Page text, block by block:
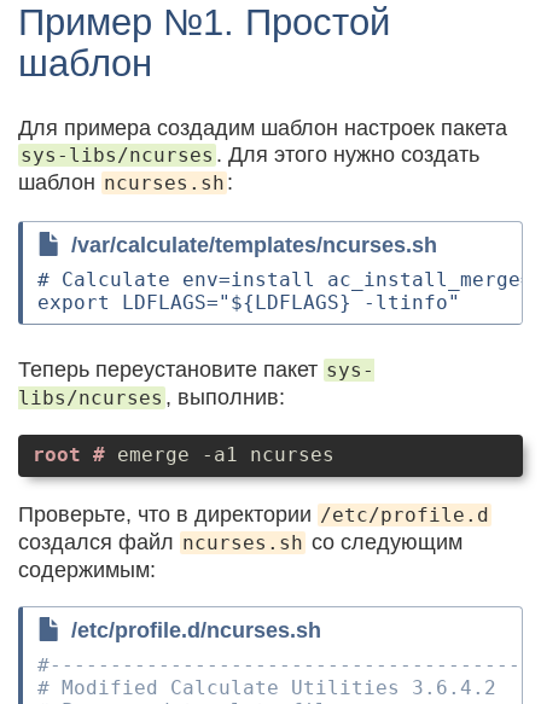
Пример №1. Простой
шаблон
Для примера создадим шаблон настроек пакета
sys-libs/ncurses . Для этого нужно создать
шаблон ncurses.sh :
/var/calculate/templates/ncurses.sh
# Calculate env=install
Теперь переустановите пакет sys-
libs/ncurses , выполнив:
emerge -a1 ncurses
Проверьте, что в директории /etc/profile.d
создался файл ncurses.sh со следующим
содержимым:
/etc/profile.d/ncurses.sh
# Modified Calculate Utilities 3.6.4.2